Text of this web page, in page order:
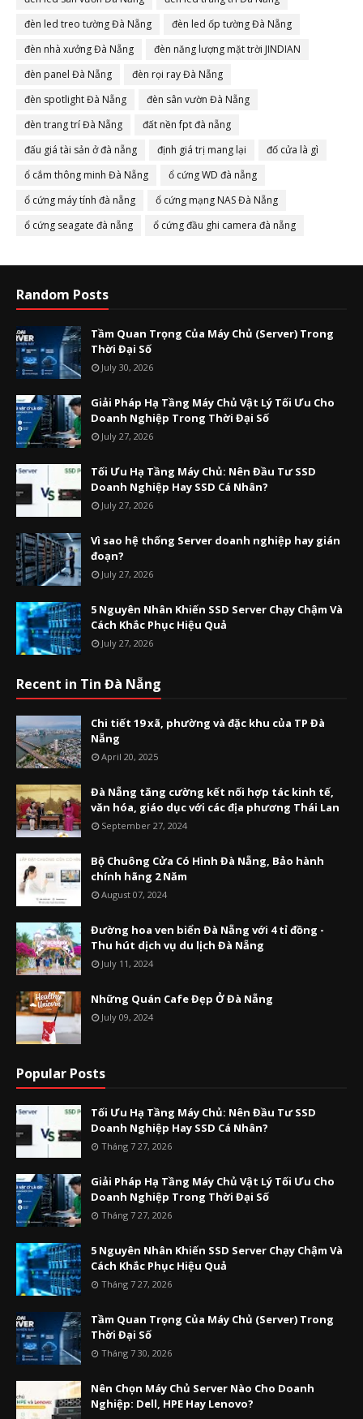
đèn led treo tường Đà Nẵng
đèn led ốp tường Đà Nẵng
đèn nhà xưởng Đà Nẵng
đèn năng lượng mặt trời JINDIAN
đèn panel Đà Nẵng
đèn rọi ray Đà Nẵng
đèn spotlight Đà Nẵng
đèn sân vườn Đà Nẵng
đèn trang trí Đà Nẵng
đất nền fpt đà nẵng
đấu giá tài sản ở đà nẵng
định giá trị mang lại
đố cửa là gì
ổ cắm thông minh Đà Nẵng
ổ cứng WD đà nẵng
ổ cứng máy tính đà nẵng
ổ cứng mạng NAS Đà Nẵng
ổ cứng seagate đà nẵng
ổ cứng đầu ghi camera đà nẵng
Random Posts
Tầm Quan Trọng Của Máy Chủ (Server) Trong
Thời Đại Số
July 30, 2026
Giải Pháp Hạ Tầng Máy Chủ Vật Lý Tối Ưu Cho
Doanh Nghiệp Trong Thời Đại Số
July 27, 2026
Tối Ưu Hạ Tầng Máy Chủ: Nên Đầu Tư SSD
Doanh Nghiệp Hay SSD Cá Nhân?
July 27, 2026
Vì sao hệ thống Server doanh nghiệp hay gián
đoạn?
July 27, 2026
5 Nguyên Nhân Khiến SSD Server Chạy Chậm Và
Cách Khắc Phục Hiệu Quả
July 27, 2026
Recent in Tin Đà Nẵng
Chi tiết 19 xã, phường và đặc khu của TP Đà
Nẵng
April 20, 2025
Đà Nẵng tăng cường kết nối hợp tác kinh tế,
văn hóa, giáo dục với các địa phương Thái Lan
September 27, 2024
Bộ Chuông Cửa Có Hình Đà Nẵng, Bảo hành
chính hãng 2 Năm
August 07, 2024
Đường hoa ven biển Đà Nẵng với 4 tỉ đồng -
Thu hút dịch vụ du lịch Đà Nẵng
July 11, 2024
Những Quán Cafe Đẹp Ở Đà Nẵng
July 09, 2024
Popular Posts
Tối Ưu Hạ Tầng Máy Chủ: Nên Đầu Tư SSD
Doanh Nghiệp Hay SSD Cá Nhân?
Tháng 7 27, 2026
Giải Pháp Hạ Tầng Máy Chủ Vật Lý Tối Ưu Cho
Doanh Nghiệp Trong Thời Đại Số
Tháng 7 27, 2026
5 Nguyên Nhân Khiến SSD Server Chạy Chậm Và
Cách Khắc Phục Hiệu Quả
Tháng 7 27, 2026
Tầm Quan Trọng Của Máy Chủ (Server) Trong
Thời Đại Số
Tháng 7 30, 2026
Nên Chọn Máy Chủ Server Nào Cho Doanh
Nghiệp: Dell, HPE Hay Lenovo?